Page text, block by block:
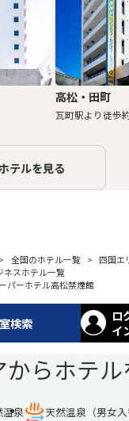
高松・田町
瓦町駅より徒歩
テルを見る
全国のホテル一覧
四国エ
ネスホテル一覧
パーホテル高松禁煙館
検索
ロ
イ
からホテ
温泉 天然温泉（男女入